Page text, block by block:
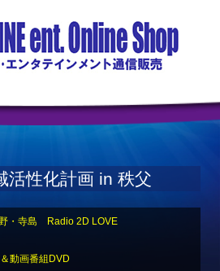
活性化計画 in 秩父
・寺島 Radio 2D LOVE
動画番組DVD